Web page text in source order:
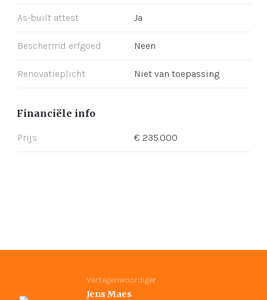
As-built attest Ja
Beschermd erfgoed Neen
Renovatieplicht Niet van toepassing
Financiële info
Prijs € 235.000
Vertegenwoordiger
Jens Maes